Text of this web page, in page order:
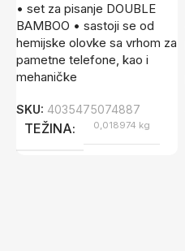
• set za pisanje DOUBLE
BAMBOO • sastoji se od
hemijske olovke sa vrhom za
pametne telefone, kao i
mehaničke
SKU: 4035475074887
TEŽINA 0,018974 kg